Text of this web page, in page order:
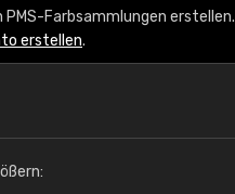
Farbsammlungen erstellen.
erstellen.